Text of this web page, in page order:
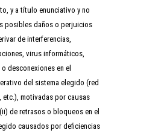
y a título enunciativo y no
posibles daños o perjuicios
de interferencias,
virus informáticos,
desconexiones en el
del sistema elegido (red
etc.), motivadas por causas
(ii) de retrasos o bloqueos en el
causados por deficiencias